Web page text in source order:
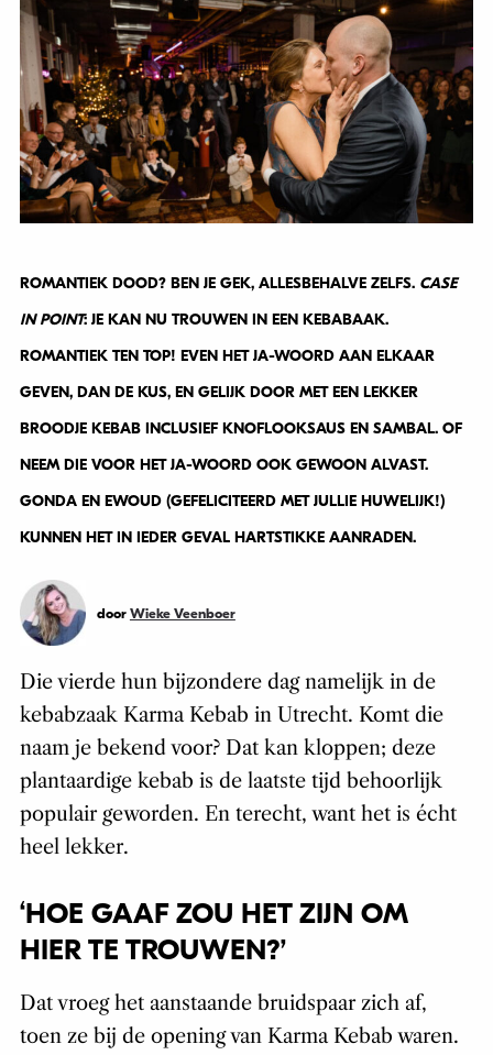
ROMANTIEK DOOD? BEN JE GEK, ALLESBEHALVE ZELFS.CASE
ROMANTIEK TEN TOP! EVEN HET JA-WOORD AAN ELKAAR
GEVEN, DAN DE KUS, EN GELIJK DOOR MET EEN LEKKER
BROODJE KEBAB INCLUSIEF KNOFLOOKSAUS EN SAMBAL. OF
NEEM DIE VOOR HET JA-WOORD OOK GEWOON ALVAST.
GONDA EN EWOUD (GEFELICITEERD MET JULLIE HUWELIJK!)
KUNNEN HET IN IEDER GEVAL HARTSTIKKE AANRADEN.
doorWieke Veenboer
Die vierde hun bijzondere dag namelijk in de
kebabzaak Karma Kebab in Utrecht. Komt die
naam je bekend voor? Dat kan kloppen; deze
plantaardige kebab is de laatste tijd behoorlijk
populair geworden. En terecht, want het is écht
heel lekker.
‘HOE GAAF ZOU HET ZIJN OM
Dat vroeg het aanstaande bruidspaar zich af,
Nou, heel gaaf dus. Er waren alleen nog wel wat
obstakels: de kebabzaak was nog geen officiële